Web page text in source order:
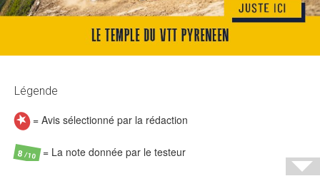
Légende
= Avis sélectionné par la rédaction
8/10 = La note donnée par le testeur